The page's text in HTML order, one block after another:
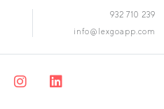
932 710 239
info@lexgoapp.com